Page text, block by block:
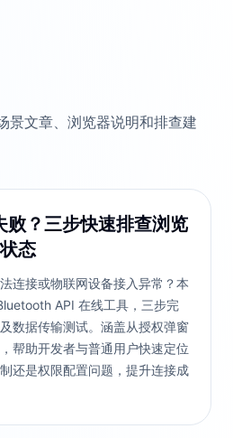
景文章、浏览器说明和排查建
败？三步快速排查浏览
态
连接或物联网设备接入异常？本
API 在线工具，三步完
数据传输测试。涵盖从授权弹窗
帮助开发者与普通用户快速定位
还是权限配置问题，提升连接成